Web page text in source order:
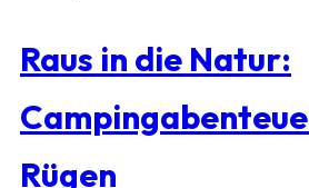
Raus in die Natur:
Rügen